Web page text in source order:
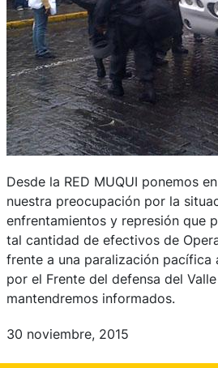
Desde la RED MUQUI ponemos
nuestra preocupación por la
enfrentamientos y represión que
tal cantidad de efectivos de
frente a una paralización pacífica
por el Frente del defensa del
mantendremos informados.
30 noviembre, 2015